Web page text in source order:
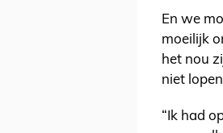
En we
moeilijk
het nou
niet
“Ik had